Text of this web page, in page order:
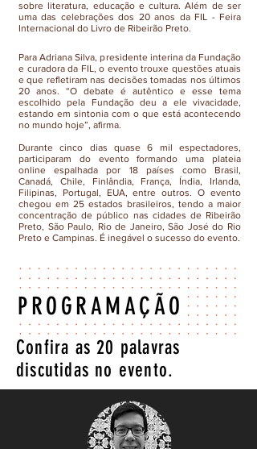
sobre literatura, educação e cultura. Além de ser
uma das celebrações dos 20 anos da FIL - Feira
Internacional do Livro de Ribeirão Preto.
Para Adriana Silva, presidente interina da Fundação
e curadora da FIL, o evento trouxe questões atuais
e que refletiram nas decisões tomadas nos últimos
20 anos. “O debate é autêntico e esse tema
escolhido pela Fundação deu a ele vivacidade,
estando em sintonia com o que está acontecendo
no mundo hoje”, afirma.
Durante cinco dias quase 6 mil espectadores,
participaram do evento formando uma plateia
online espalhada por 18 países como Brasil,
Canadá, Chile, Finlândia, França, Índia, Irlanda,
Filipinas, Portugal, EUA, entre outros. O evento
chegou em 25 estados brasileiros, tendo a maior
concentração de público nas cidades de Ribeirão
Preto, São Paulo, Rio de Janeiro, São José do Rio
Preto e Campinas. É inegável o sucesso do evento.
PROGRAMAÇÃO
Confira as 20 palavras
discutidas no evento.